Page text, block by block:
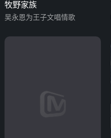
牧野家族
吴永恩为王子文唱情歌